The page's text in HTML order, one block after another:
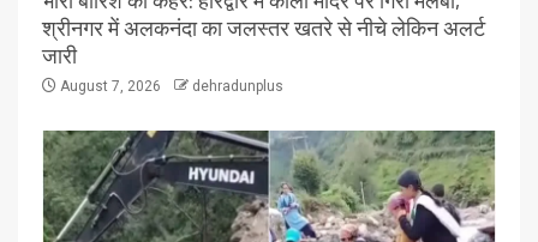
श्रीनगर में अलकनंदा का जलस्तर खतरे से नीचे लेकिन अलर्ट
जारी
August 7, 2026 dehradunplus